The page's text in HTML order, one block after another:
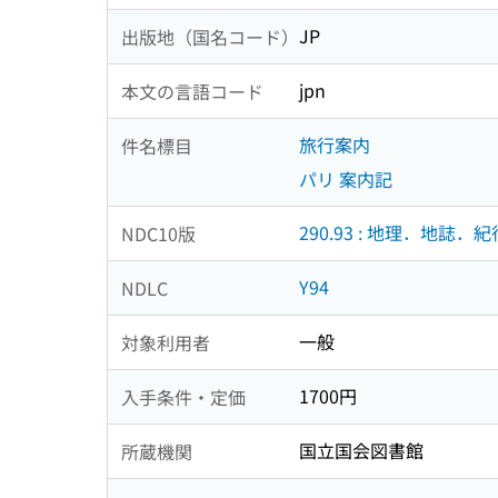
出版地（国名コード） JP
本文の言語コード jpn
件名標目
旅行案内
パリ 案内記
NDC10版 290.93 : 地理．地誌．紀
NDLC Y94
対象利用者 一般
入手条件・定価 1700円
所蔵機関 国立国会図書館